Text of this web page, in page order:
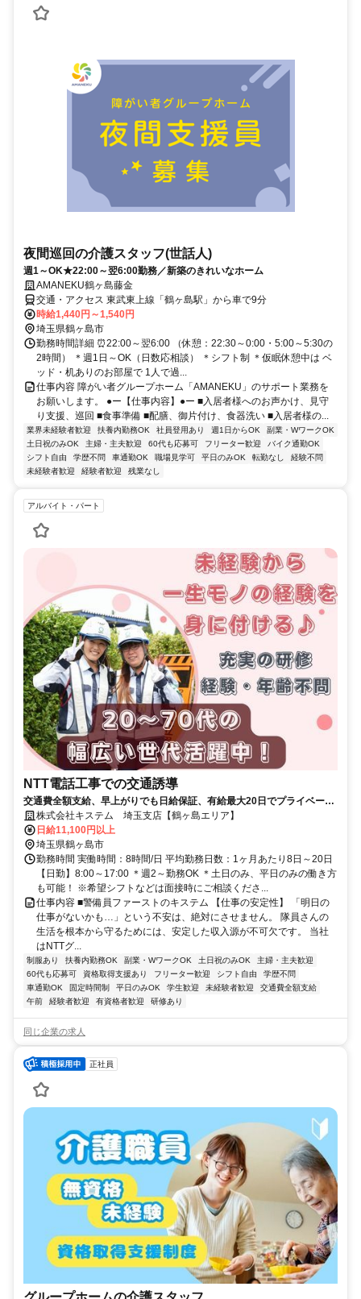
夜間巡回の介護スタッフ(世話人)
週1～OK★22:00～翌6:00勤務／新築のきれいなホーム
AMANEKU鶴ヶ島藤金
交通・アクセス 東武東上線「鶴ヶ島駅」から車で9分
時給1,440円～1,540円
埼玉県鶴ヶ島市
勤務時間詳細 ⏰22:00～翌6:00 （休憩：22:30～0:00・5:00～5:30の
2時間） ＊週1日～OK（日数応相談） ＊シフト制 ＊仮眠休憩中は ベ
ッド・机ありのお部屋で 1人で過...
仕事内容 障がい者グループホーム「AMANEKU」のサポート業務を
お願いします。 ●ー【仕事内容】●ー ■入居者様へのお声かけ、見守
り支援、巡回 ■食事準備 ■配膳、御片付け、食器洗い ■入居者様の...
業界未経験者歓迎 扶養内勤務OK 社員登用あり 週1日からOK
副業・WワークOK
土日祝のみOK
主婦・主夫歓迎 60代も応募可 フリーター歓迎
バイク通勤OK
シフト自由
学歴不問 車通勤OK 職場見学可 平日のみOK 転勤なし
経験不問
未経験者歓迎
経験者歓迎 残業なし
アルバイト・パート
NTT電話工事での交通誘導
交通費全額支給、早上がりでも日給保証、有給最大20日でプライベート
も充実、安定収入！！資格取得した方は手当あり！業務中の装備品は無
料支給で自己負担なし！定年制度もなく、シニアの方も活躍中！9割の
方が、未経験入社から活躍していて、どなたでも安心して働ける環境で
す！大手上場企業のグループで、仕事もプライベートも安定を実現した
い方は、まずは一度ご応募ください！
株式会社キステム 埼玉支店【鶴ヶ島エリア】
日給11,100円以上
埼玉県鶴ヶ島市
勤務時間 実働時間：8時間/日 平均勤務日数：1ヶ月あたり8日～20日
【日勤】8:00～17:00 ＊週2～勤務OK ＊土日のみ、平日のみの働き方
も可能！ ※希望シフトなどは面接時にご相談くださ...
仕事内容 ■警備員ファーストのキステム 【仕事の安定性】 「明日の
仕事がないかも…」という不安は、絶対にさせません。 隊員さんの
生活を根本から守るためには、安定した収入源が不可欠です。 当社
はNTTグ...
制服あり 扶養内勤務OK 副業・WワークOK 土日祝のみOK
主婦・主夫歓迎
60代も応募可
資格取得支援あり フリーター歓迎 シフト自由
学歴不問
車通勤OK
固定時間制 平日のみOK 学生歓迎 未経験者歓迎
交通費全額支給
午前
経験者歓迎 有資格者歓迎 研修あり
同じ企業の求人
正社員